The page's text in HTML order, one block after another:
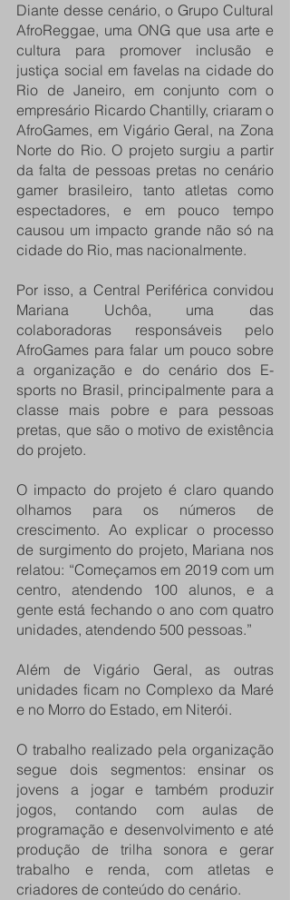
Diante desse cenário, o Grupo Cultural
AfroReggae, uma ONG que usa arte e
cultura para promover inclusão e
justiça social em favelas na cidade do
Rio de Janeiro, em conjunto com o
empresário Ricardo Chantilly, criaram o
AfroGames, em Vigário Geral, na Zona
Norte do Rio. O projeto surgiu a partir
da falta de pessoas pretas no cenário
gamer brasileiro, tanto atletas como
espectadores, e em pouco tempo
causou um impacto grande não só na
cidade do Rio, mas nacionalmente.
Por isso, a Central Periférica convidou
Mariana Uchôa, uma das
colaboradoras responsáveis pelo
AfroGames para falar um pouco sobre
a organização e do cenário dos E-
sports no Brasil, principalmente para a
classe mais pobre e para pessoas
pretas, que são o motivo de existência
do projeto.
O impacto do projeto é claro quando
olhamos para os números de
crescimento. Ao explicar o processo
de surgimento do projeto, Mariana nos
relatou: “Começamos em 2019 com um
centro, atendendo 100 alunos, e a
gente está fechando o ano com quatro
unidades, atendendo 500 pessoas.”
Além de Vigário Geral, as outras
unidades ficam no Complexo da Maré
e no Morro do Estado, em Niterói.
O trabalho realizado pela organização
segue dois segmentos: ensinar os
jovens a jogar e também produzir
jogos, contando com aulas de
programação e desenvolvimento e até
produção de trilha sonora e gerar
trabalho e renda, com atletas e
criadores de conteúdo do cenário.